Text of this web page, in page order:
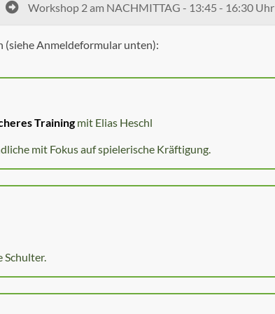
Workshop 2 am NACHMITTAG - 13:45 - 16:30 Uhr
(siehe Anmeldeformular unten):
Trainingmit Elias Heschl
mit Fokus auf spielerische Kräftigung.
Schulter.